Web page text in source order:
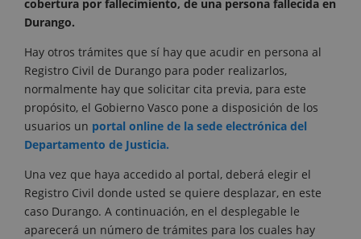
cobertura por fallecimiento, de una persona fallecida en
Durango.
Hay otros trámites que sí hay que acudir en persona al
Registro Civil de Durango para poder realizarlos,
normalmente hay que solicitar cita previa, para este
propósito, el Gobierno Vasco pone a disposición de los
usuarios un portal online de la sede electrónica del
Departamento de Justicia.
Una vez que haya accedido al portal, deberá elegir el
Registro Civil donde usted se quiere desplazar, en este
caso Durango. A continuación, en el desplegable le
aparecerá un número de trámites para los cuales hay